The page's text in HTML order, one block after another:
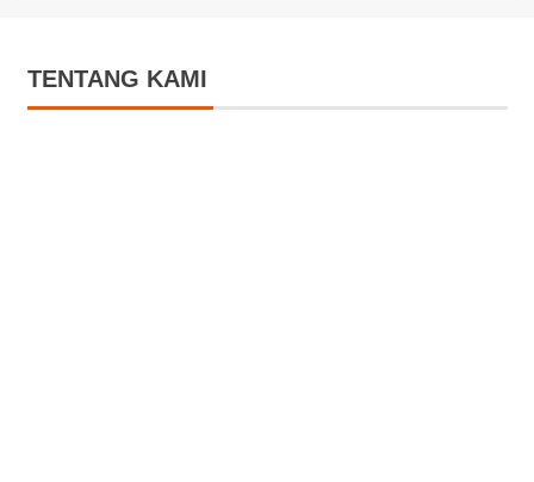
TENTANG KAMI